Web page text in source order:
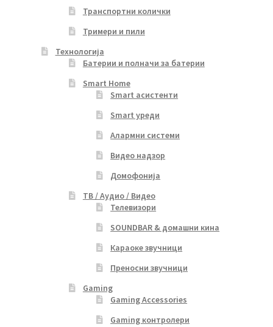
Транспортни колички
Тримери и пили
Технологија
Батерии и полначи за батерии
Smart Home
Smart асистенти
Smart уреди
Алармни системи
Видео надзор
Домофонија
ТВ / Аудио / Видео
Телевизори
SOUNDBAR & домашни кина
Караоке звучници
Преносни звучници
Gaming
Gaming Accessories
Gaming контролери